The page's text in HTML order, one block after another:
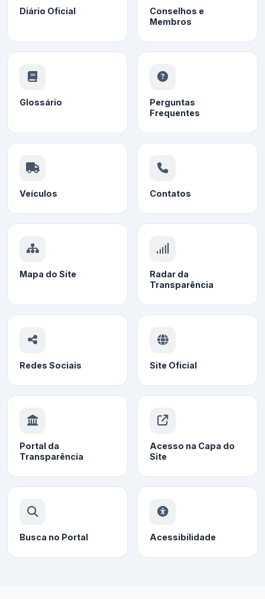
Diário Oficial
Conselhos e
Membros
Glossário
Perguntas
Frequentes
Veículos Contatos
Mapa do Site
Radar da
Transparência
Redes Sociais Site Oficial
Portal da
Transparência
Acesso na Capa do
Site
Busca no Portal Acessibilidade